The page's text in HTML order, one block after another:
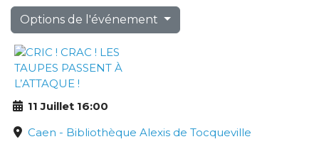
Options de l'événement
11 Juillet 16:00
Caen - Bibliothèque Alexis de Tocqueville